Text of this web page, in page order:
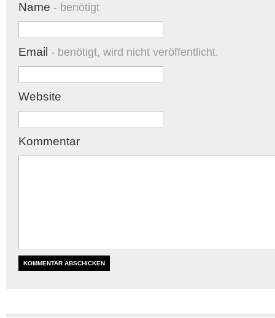
Name - benötigt
Email - benötigt, wird nicht veröffentlicht.
Website
Kommentar